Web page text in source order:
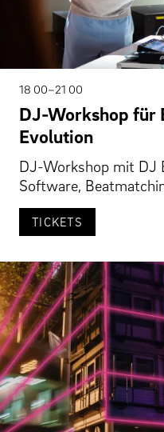
18 00–21 00
DJ-Workshop für
Evolution
DJ-Workshop mit DJ
Software,
TICKETS